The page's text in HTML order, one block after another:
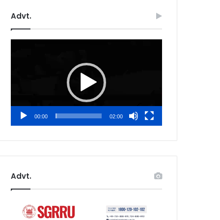
Advt.
00:00 02:00
Advt.